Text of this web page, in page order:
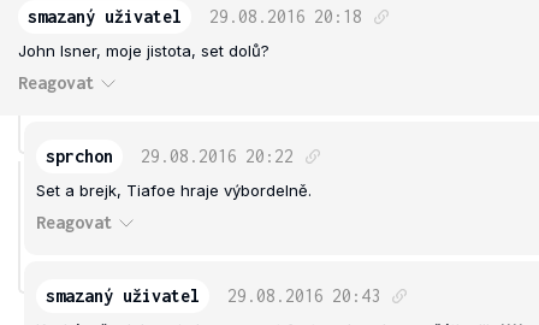
smazaný uživatel 29.08.2016 20:18
John Isner, moje jistota, set dolů?
Reagovat
sprchon 29.08.2016 20:22
Set a brejk, Tiafoe hraje výbordelně.
Reagovat
smazaný uživatel 29.08.2016 20:43